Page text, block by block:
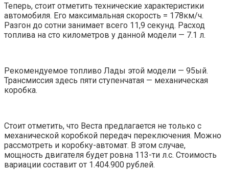
Теперь, стоит отметить технические характеристики
автомобиля. Его максимальная скорость = 178км/ч.
Разгон до сотни занимает всего 11,9 секунд. Расход
топлива на сто километров у данной модели — 7.1 л.
Рекомендуемое топливо Лады этой модели — 95ый.
Трансмиссия здесь пяти ступенчатая — механическая
коробка.
Стоит отметить, что Веста предлагается не только с
механической коробкой передач переключения. Можно
рассмотреть и коробку-автомат. В этом случае,
мощность двигателя будет ровна 113-ти л.с. Стоимость
вариации составит от 1.404.900 рублей.